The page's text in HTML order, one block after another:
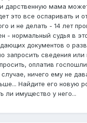
дарственную мама
это все оспаривать и
и не делать - 14 лет
- нормальный судья в
документов о
запросить сведения
оплатив
ничего ему не
Найдите его новую
ли имущество у него...